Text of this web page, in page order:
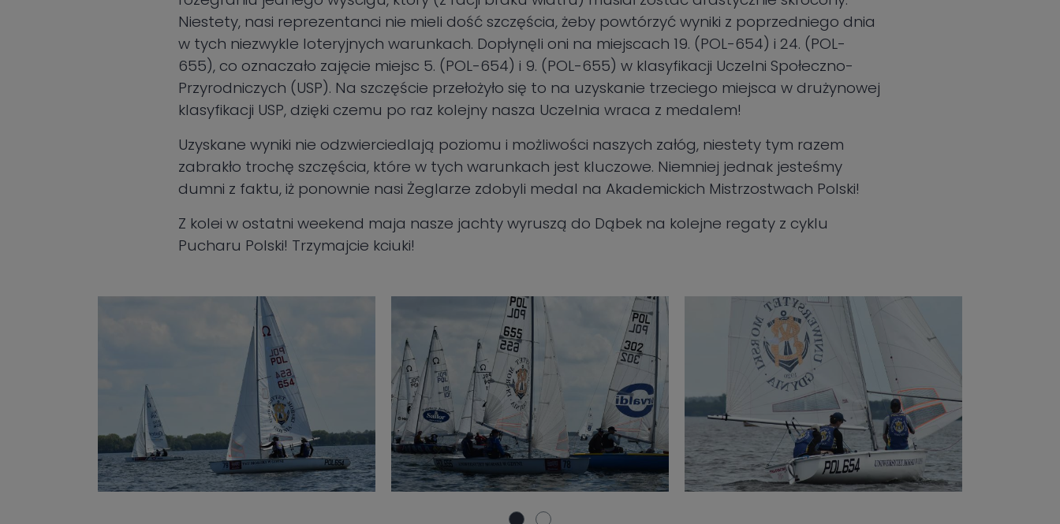
Niestety, nasi reprezentanci nie mieli dość szczęścia, żeby powtórzyć wyniki z poprzedniego dnia
w tych niezwykle loteryjnych warunkach. Dopłynęli oni na miejscach 19. (POL-654) i 24. (POL-
655), co oznaczało zajęcie miejsc 5. (POL-654) i 9. (POL-655) w klasyfikacji Uczelni Społeczno-
Przyrodniczych (USP). Na szczęście przełożyło się to na uzyskanie trzeciego miejsca w drużynowej
klasyfikacji USP, dzięki czemu po raz kolejny nasza Uczelnia wraca z medalem!
Uzyskane wyniki nie odzwierciedlają poziomu i możliwości naszych załóg, niestety tym razem
zabrakło trochę szczęścia, które w tych warunkach jest kluczowe. Niemniej jednak jesteśmy
dumni z faktu, iż ponownie nasi Żeglarze zdobyli medal na Akademickich Mistrzostwach Polski!
Z kolei w ostatni weekend maja nasze jachty wyruszą do Dąbek na kolejne regaty z cyklu
Pucharu Polski! Trzymajcie kciuki!